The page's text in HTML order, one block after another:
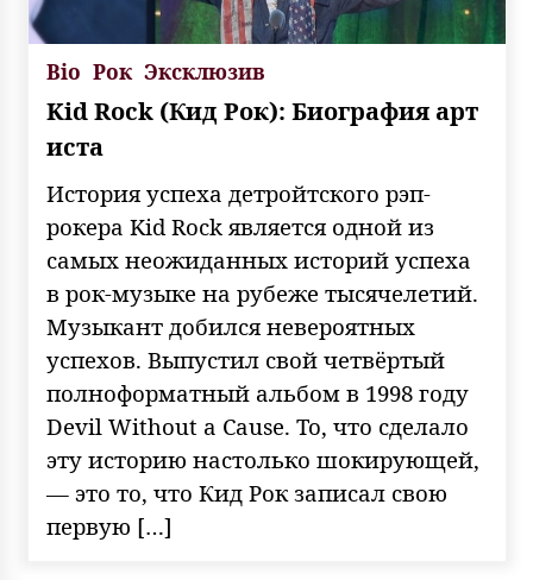
Bio Рок Эксклюзив
Kid Rock (Кид Рок): Биография арт
иста
История успеха детройтского рэп-
рокера Kid Rock является одной из
самых неожиданных историй успеха
в рок-музыке на рубеже тысячелетий.
Музыкант добился невероятных
успехов. Выпустил свой четвёртый
полноформатный альбом в 1998 году
Devil Without a Cause. То, что сделало
эту историю настолько шокирующей,
— это то, что Кид Рок записал свою
первую […]